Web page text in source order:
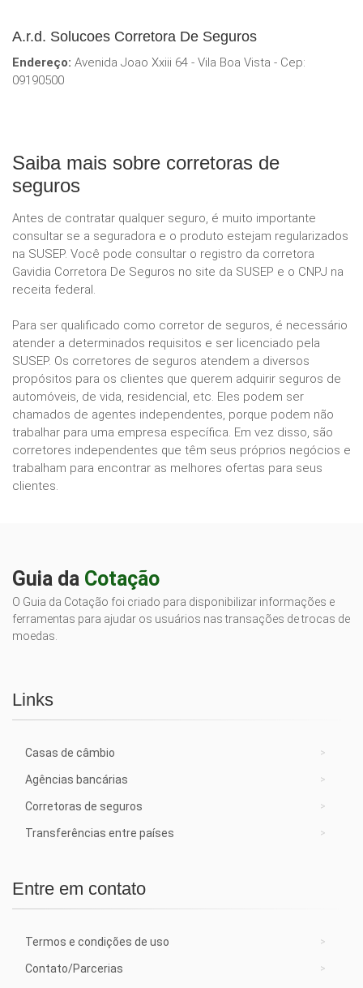
A.r.d. Solucoes Corretora De Seguros
Endereço: Avenida Joao Xxiii 64 - Vila Boa Vista - Cep:
09190500
Saiba mais sobre corretoras de
seguros
Antes de contratar qualquer seguro, é muito importante
consultar se a seguradora e o produto estejam regularizados
na SUSEP. Você pode consultar o registro da corretora
Gavidia Corretora De Seguros no site da SUSEP e o CNPJ na
receita federal.
Para ser qualificado como corretor de seguros, é necessário
atender a determinados requisitos e ser licenciado pela
SUSEP. Os corretores de seguros atendem a diversos
propósitos para os clientes que querem adquirir seguros de
automóveis, de vida, residencial, etc. Eles podem ser
chamados de agentes independentes, porque podem não
trabalhar para uma empresa específica. Em vez disso, são
corretores independentes que têm seus próprios negócios e
trabalham para encontrar as melhores ofertas para seus
clientes.
Guia da Cotação
O Guia da Cotação foi criado para disponibilizar informações e
ferramentas para ajudar os usuários nas transações de trocas de
moedas.
Links
Casas de câmbio
Agências bancárias
Corretoras de seguros
Transferências entre países
Entre em contato
Termos e condições de uso
Contato/Parcerias